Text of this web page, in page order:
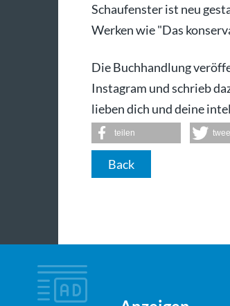
Schaufenster ist neu
Werken wie "Das
Die Buchhandlung
Instagram und schrieb
lieben dich und deine
teilen
Back